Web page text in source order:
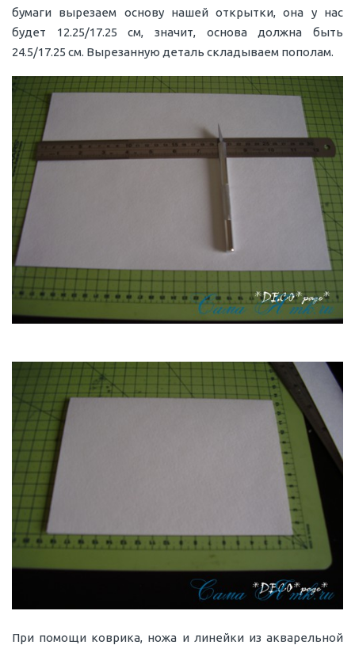
бумаги вырезаем основу нашей открытки, она у нас
будет 12.25/17.25 см, значит, основа должна быть
24.5/17.25 см. Вырезанную деталь складываем пополам.
При помощи коврика, ножа и линейки из акварельной